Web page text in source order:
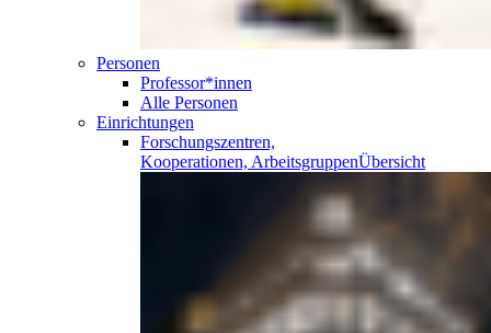
Personen
Professor*innen
Alle Personen
Einrichtungen
Forschungszentren,
Kooperationen, ArbeitsgruppenÜbersicht